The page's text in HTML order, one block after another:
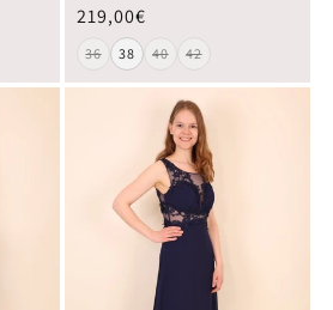
219,00€
36 38 40 42